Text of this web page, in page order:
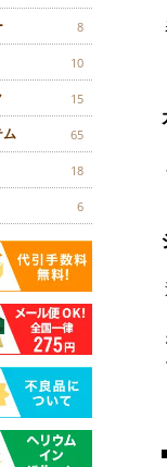
8
10
15
65
18
6